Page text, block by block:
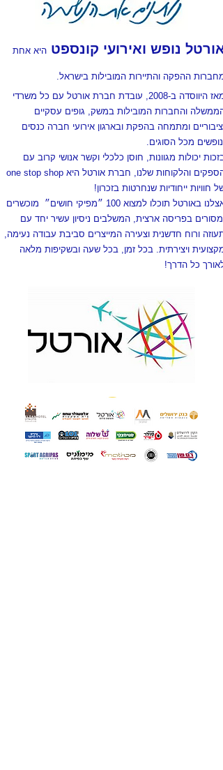
אורטל נופש ואירועי קונספט היא אחת
מחברות ההפקה והתיירות המובילות בישראל.
מאז היווסדה ב-2008, עובדת חברת אורטל עם כל משרדי
הממשלה והחברות המובילות במשק, גופים עסקיים
וציבוריים ומתמחה בהפקת ובארגון אירועי חברה כנסים
ונופשים מכל הסוגים.
בזכות יכולות מגוונות, חוסן כלכלי וקשר אנושי קרוב עם
הספקים והלקוחות שלנו, חברת אורטל היא one stop shop
של חוויות ייחודיות שנחרטות בזכרון!
אצלנו באורטל תוכלו למצוא 100 ״מפיקי חושים״ מוכשרים
ומסורים בפריסה ארצית, המשלבים ניסיון עשיר יחד עם
תעוזה ורוח חדשנית וצעירה המייצרים סביבת עבודה נעימה,
מקצועית ויצירתית. בכל זמן, בכל שעה ובשקיפות מלאה
לאורך כל הדרך!